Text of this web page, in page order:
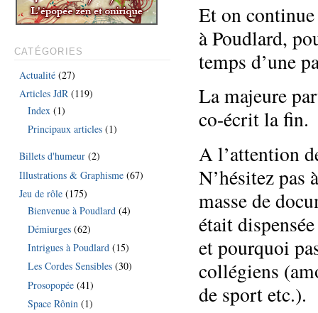
Et on
à Poudlard,
temps d’une
La majeure
co-écrit la fin.
A l’attention
N’hésitez pas
masse de
était
et pourquoi
collégiens
de sport etc.).
CATÉGORIES
Actualité (27)
Articles JdR (119)
Index (1)
Principaux articles (1)
Billets d'humeur (2)
Illustrations & Graphisme (67)
Jeu de rôle (175)
Bienvenue à Poudlard (4)
Démiurges (62)
Intrigues à Poudlard (15)
Les Cordes Sensibles (30)
Prosopopée (41)
Space Rônin (1)